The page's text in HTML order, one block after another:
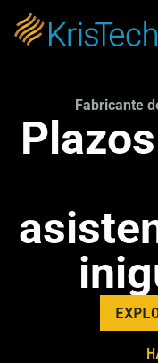
Skip to main content
Fabricante